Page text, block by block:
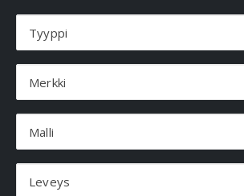
Tyyppi
Merkki
Malli
Leveys